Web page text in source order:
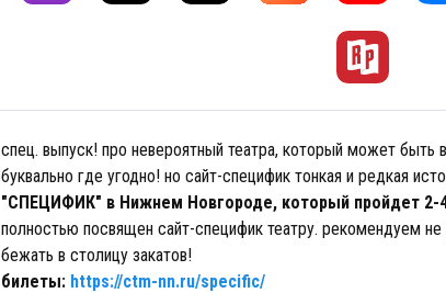
спец. выпуск! про невероятный театра, который может быть
буквально где угодно! но сайт-специфик тонкая и редкая
"СПЕЦИФИК" в Нижнем Новгороде, который пройдет 2-4
полностью посвящен сайт-специфик театру. рекомендуем не
бежать в столицу закатов!
билеты: https://ctm-nn.ru/specific/